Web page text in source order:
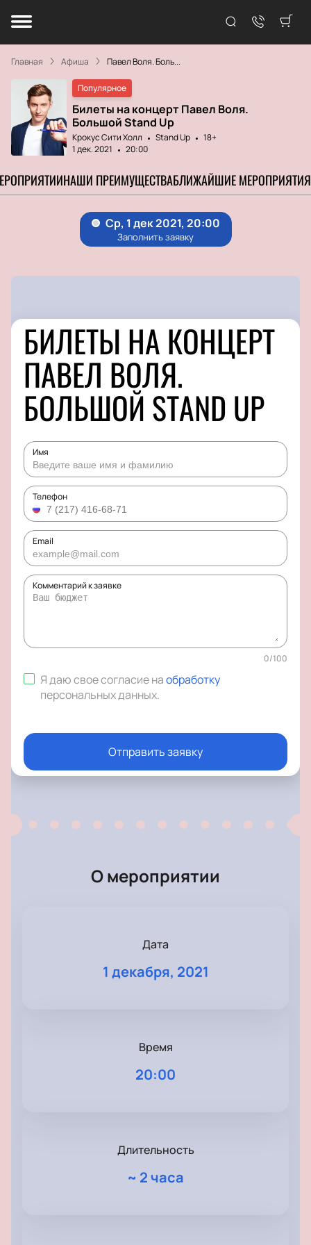
Главная Афиша Павел Воля. Боль...
Популярное
Билеты на концерт Павел Воля.
Большой Stand Up
Крокус Сити Холл Stand Up
18+
1 дек. 2021
20:00
НАШИ ПРЕИМУЩЕСТВАБЛИЖАЙШИЕ МЕРОПРИЯТИЯ
БИЛЕТЫ НА КОНЦЕРТ
ПАВЕЛ ВОЛЯ.
БОЛЬШОЙ STAND UP
Имя
Телефон
Email
Комментарий к заявке
0/100
Я даю свое согласие наобработку
персональных данных.
Отправить заявку
О мероприятии
Дата
1 декабря, 2021
Время
20:00
Длительность
~ 2 часа